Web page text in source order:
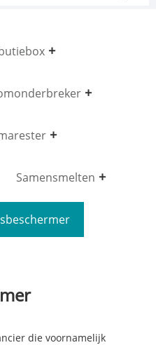
Samensmelten
die voornamelijk